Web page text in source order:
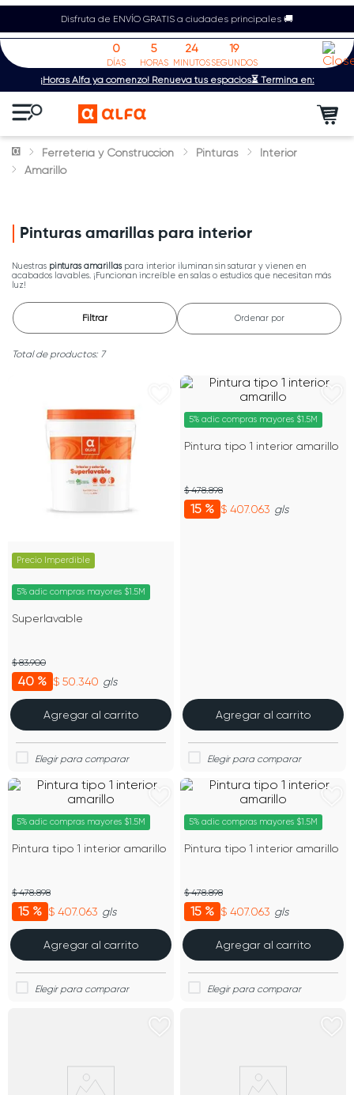
Disfruta de ENVÍO GRATIS a ciudades principales 🚚
¡Horas Alfa ya comenzó! Renueva tus espacios⏳ Termina en:
0
DÍAS
5
HORAS
24
MINUTOS
18
SEGUNDOS
Ferretería y Construcción Pinturas
Interior
Amarillo
Pinturas amarillas para interior
Nuestras pinturas amarillaspara interior iluminan sin saturar y vienen en
acabados lavables. ¡Funcionan increíble en salas o estudios que necesitan más
luz!
Filtrar Ordenar por
7
Precio Imperdible
5% adic compras mayores $1.5M
Superlavable
40 % $ 50.340
$ 83.900
gls
Agregar al carrito
5% adic compras mayores $1.5M
Pintura tipo 1 interior amarillo
15 % $ 407.063
$ 478.898
gls
Agregar al carrito
5% adic compras mayores $1.5M
Pintura tipo 1 interior amarillo
15 % $ 407.063
$ 478.898
gls
Agregar al carrito
5% adic compras mayores $1.5M
Pintura tipo 1 interior amarillo
15 % $ 407.063
$ 478.898
gls
Agregar al carrito